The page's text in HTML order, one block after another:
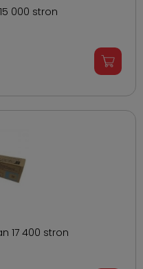
000 stron
17 400 stron